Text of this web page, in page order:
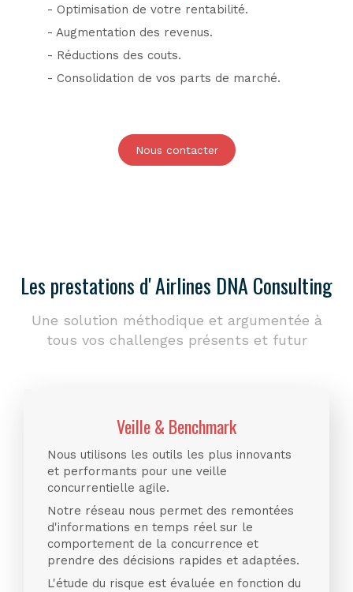
- Optimisation de votre rentabilité.
- Augmentation des revenus.
- Réductions des couts.
- Consolidation de vos parts de marché.
Nous contacter
Les prestations d' Airlines DNA Consulting
Une solution méthodique et argumentée à
tous vos challenges présents et futur
Veille & Benchmark
Nous utilisons les outils les plus innovants
et performants pour une veille
concurrentielle agile.
Notre réseau nous permet des remontées
d'informations en temps réel sur le
comportement de la concurrence et
prendre des décisions rapides et adaptées.
L'étude du risque est évaluée en fonction du